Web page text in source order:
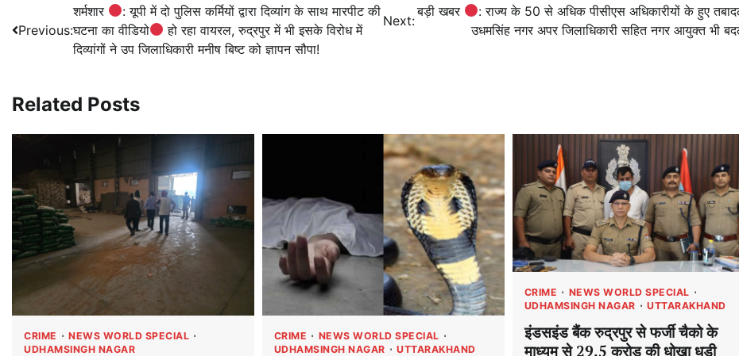
navigation
Previous:
शर्मशार
: यूपी में दो पुलिस कर्मियों द्वारा दिव्यांग के साथ मारपीट की
घटना का वीडियो
हो रहा वायरल, रुद्रपुर में भी इसके विरोध में
दिव्यांगों ने उप जिलाधिकारी मनीष बिष्ट को ज्ञापन सौपा!
Next:
बड़ी खबर
: राज्य के 50 से अधिक पीसीएस अधिकारीयों के हुए
उधमसिंह नगर अपर जिलाधिकारी सहित नगर आयुक्त भी
Related Posts
CRIME
NEWS WORLD SPECIAL
UDHAMSINGH NAGAR
CRIME
NEWS WORLD SPECIAL
UDHAMSINGH NAGAR
UTTARAKHAND
CRIME
NEWS WORLD SPECIAL
UDHAMSINGH NAGAR
UTTARAKHAND
इंडसइंड बैंक रुद्रपुर से फर्जी चैको के
माध्यम से 29.5 करोड़ की धोखा धड़ी